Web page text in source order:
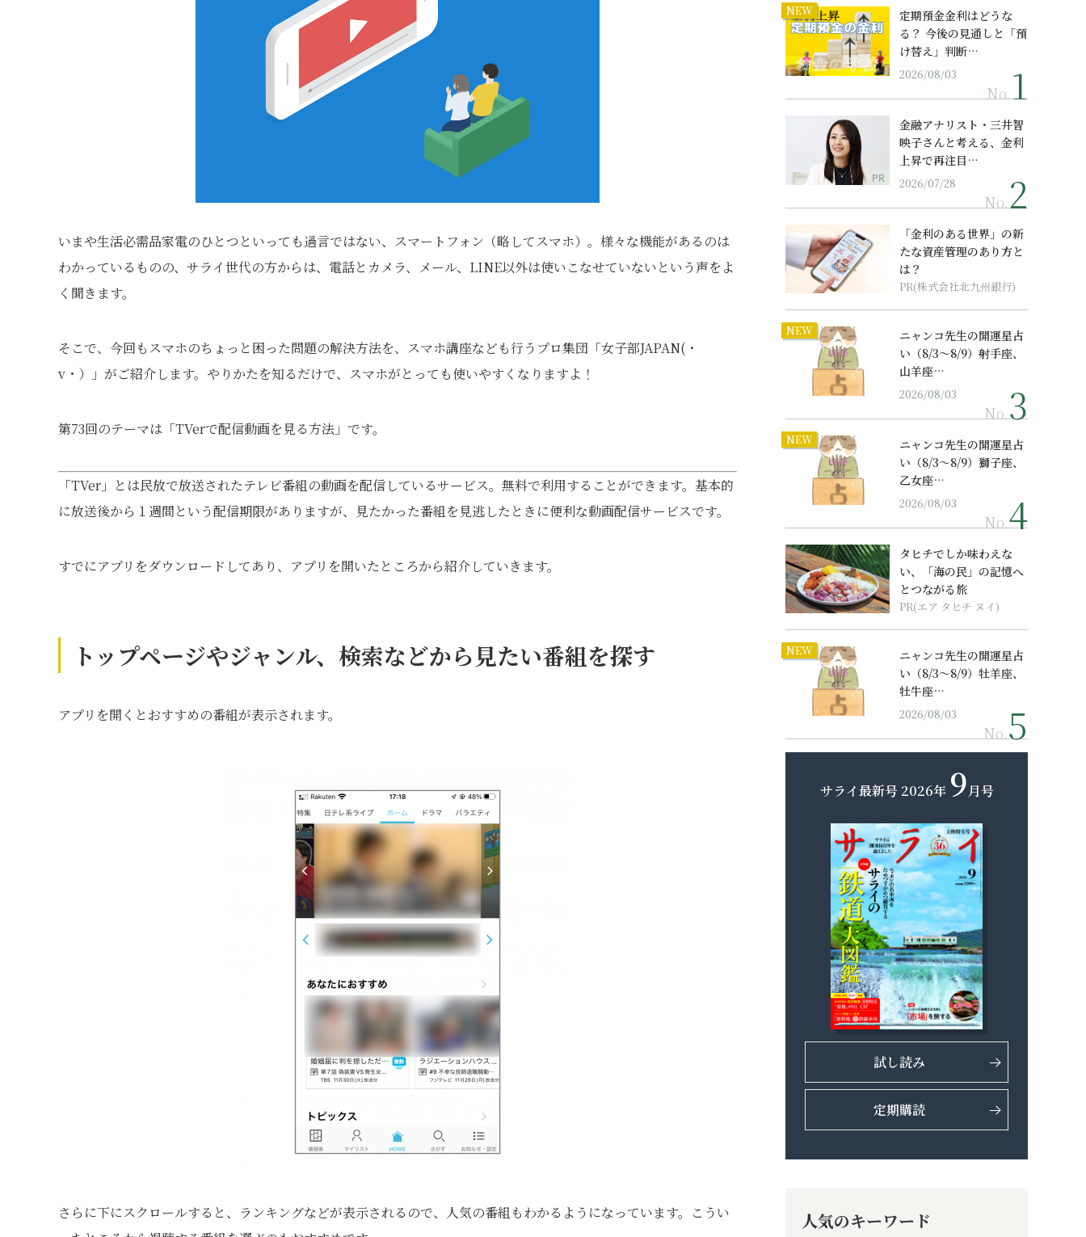
いまや生活必需品家電のひとつといっても過言ではない、スマートフォン（略してスマホ）。様々な機能があるのは
わかっているものの、サライ世代の方からは、電話とカメラ、メール、LINE以外は使いこなせていないという声をよ
く聞きます。
そこで、今回もスマホのちょっと困った問題の解決方法を、スマホ講座なども行うプロ集団「女子部JAPAN(・
v・）」がご紹介します。やりかたを知るだけで、スマホがとっても使いやすくなりますよ！
第73回のテーマは「TVerで配信動画を見る方法」です。
「TVer」とは民放で放送されたテレビ番組の動画を配信しているサービス。無料で利用することができます。基本的
に放送後から１週間という配信期限がありますが、見たかった番組を見逃したときに便利な動画配信サービスです。
すでにアプリをダウンロードしてあり、アプリを開いたところから紹介していきます。
トップページやジャンル、検索などから見たい番組を探す
アプリを開くとおすすめの番組が表示されます。
さらに下にスクロールすると、ランキングなどが表示されるので、人気の番組もわかるようになっています。こうい
NEW
定期預金金利はどうな
る？ 今後の見通しと「預
け替え」判断…
2026/08/03
No.
PR
金融アナリスト・三井智
映子さんと考える、金利
上昇で再注目…
2026/07/28
No.
「金利のある世界」の新
たな資産管理のあり方と
は？
PR(株式会社北九州銀行)
NEW
ニャンコ先生の開運星占
い（8/3～8/9）射手座、
山羊座…
2026/08/03
No.
NEW
ニャンコ先生の開運星占
い（8/3～8/9）獅子座、
乙女座…
2026/08/03
No.
タヒチでしか味わえな
い、「海の民」の記憶へ
とつながる旅
PR(エア タヒチ ヌイ)
NEW
ニャンコ先生の開運星占
い（8/3～8/9）牡羊座、
牡牛座…
2026/08/03
No.
サライ最新号 2026年 9月号
試し読み
定期購読
人気のキーワード